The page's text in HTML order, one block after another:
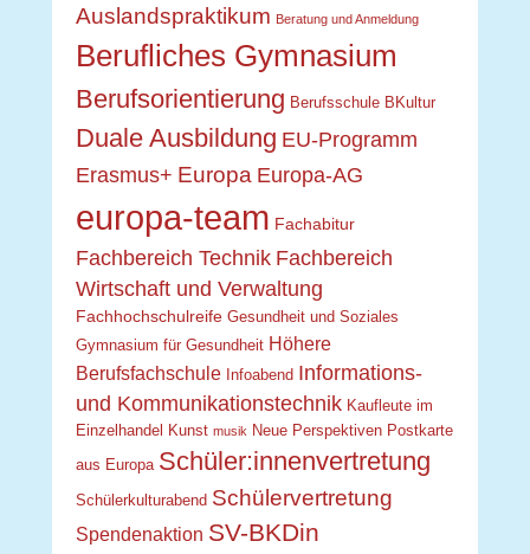
Auslandspraktikum Beratung und Anmeldung
Berufliches Gymnasium
Berufsorientierung Berufsschule BKultur
Duale Ausbildung EU-Programm
Erasmus+ Europa Europa-AG
europa-team Fachabitur
Fachbereich Technik Fachbereich
Wirtschaft und Verwaltung
Fachhochschulreife Gesundheit und Soziales
Gymnasium für Gesundheit Höhere
Berufsfachschule Infoabend Informations-
und Kommunikationstechnik Kaufleute im
Einzelhandel
Kunst musik Neue Perspektiven Postkarte
aus Europa Schüler:innenvertretung
Schülerkulturabend Schülervertretung
Spendenaktion SV-BKDin